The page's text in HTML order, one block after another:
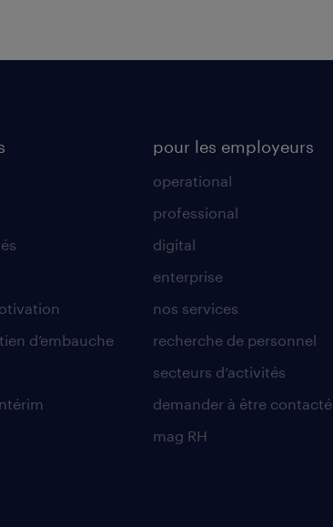
d’embauche
pour les employeurs
operational
professional
digital
enterprise
nos services
recherche de personnel
secteurs d’activités
demander à être contacté
mag RH